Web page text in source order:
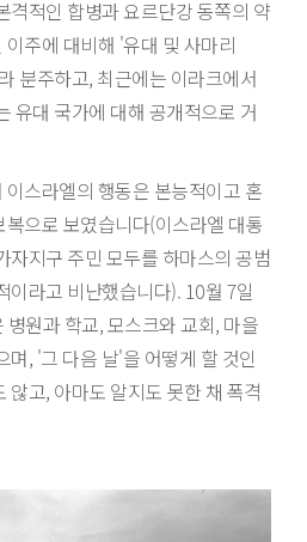
격적인 합병과 요르단강 동쪽의 약
주에 대비해 '유대 및 사마리
분주하고, 최근에는 이라크에서
유대 국가에 대해 공개적으로 거
스라엘의 행동은 본능적이고 혼
으로 보였습니다(이스라엘 대통
자지구 주민 모두를 하마스의 공범
이라고 비난했습니다). 10월 7일
원과 학교, 모스크와 교회, 마을
, '그 다음 날'을 어떻게 할 것인
않고, 아마도 알지도 못한 채 폭격